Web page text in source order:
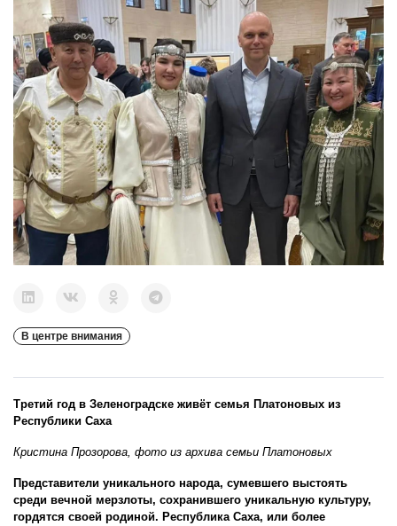
В центре внимания
Третий год в Зеленоградске живёт семья Платоновых из
Республики Саха
Кристина Прозорова, фото из архива семьи Платоновых
Представители уникального народа, сумевшего выстоять
среди вечной мерзлоты, сохранившего уникальную культуру,
гордятся своей родиной. Республика Саха, или более